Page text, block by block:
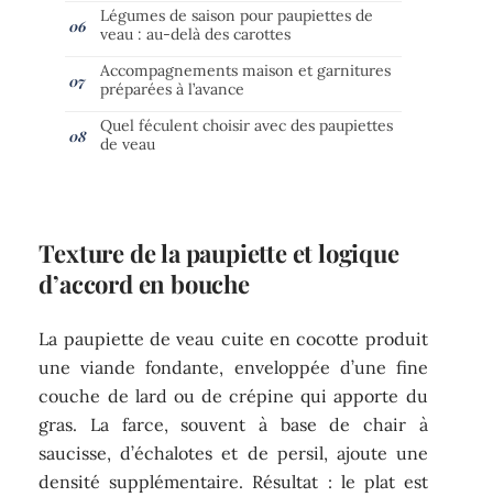
Légumes de saison pour paupiettes de
veau : au-delà des carottes
Accompagnements maison et garnitures
préparées à l’avance
Quel féculent choisir avec des paupiettes
de veau
Texture de la paupiette et logique
d’accord en bouche
La paupiette de veau cuite en cocotte produit
une viande fondante, enveloppée d’une fine
couche de lard ou de crépine qui apporte du
gras. La farce, souvent à base de chair à
saucisse, d’échalotes et de persil, ajoute une
densité supplémentaire. Résultat : le plat est